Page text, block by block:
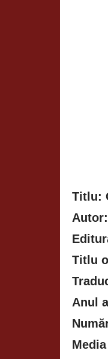
Titlu:
Titlu
Anul